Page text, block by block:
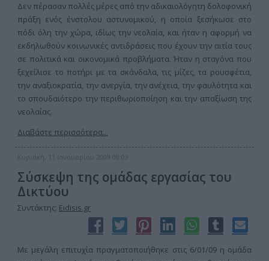
Δεν πέρασαν πολλές μέρες από την αδικαιολόγητη δολοφονική
πράξη ενός ένστολου αστυνομικού, η οποία ξεσήκωσε στο
πόδι όλη την χώρα, ιδίως την νεολαία, και ήταν η αφορμή να
εκδηλωθούν κοινωνικές αντιδράσεις που έχουν την αιτία τους
σε πολιτικά και οικονομικά προβλήματα. Ήταν η σταγόνα που
ξεχείλισε το ποτήρι με τα σκάνδαλα, τις μίζες, τα ρουσφέτια,
την αναξιοκρατία, την ανεργία, την ανέχεια, την φαυλότητα και
το σπουδαιότερο την περιθωριοποίηση και την απαξίωση της
νεολαίας.
Διαβάστε περισσότερα...
Κυριακή, 11 Ιανουαρίου 2009 08:03
Σύσκεψη της ομάδας εργασίας του
Δικτύου
Συντάκτης: Eidisis.gr
Με μεγάλη επιτυχία πραγματοποιήθηκε στις 6/01/09 η ομάδα